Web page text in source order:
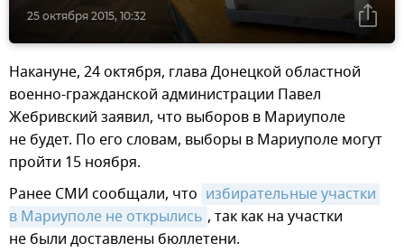
25 октября 2015, 10:32
Накануне, 24 октября, глава Донецкой областной
военно-гражданской администрации Павел
Жебривский заявил, что выборов в Мариуполе
не будет. По его словам, выборы в Мариуполе могут
пройти 15 ноября.
Ранее СМИ сообщали, что избирательные участки
в Мариуполе не открылись , так как на участки
не были доставлены бюллетени.